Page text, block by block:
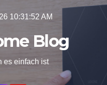
10:31:53 AM
Blog
es einfach ist